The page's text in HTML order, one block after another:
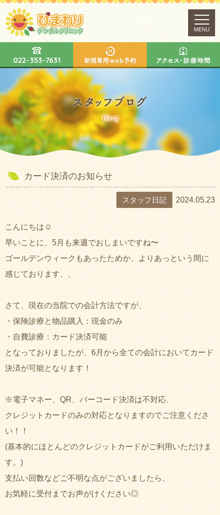
MENU
カード決済のお知らせ
スタッフ日記 2024.05.23
こんにちは☺︎
早いことに、5月も来週でおしまいですね〜
ゴールデンウィークもあったためか、よりあっという間に
感じております、、
さて、現在の当院での会計方法ですが、
・保険診療と物品購入：現金のみ
・自費診療：カード決済可能
となっておりましたが、6月から全ての会計においてカード
決済が可能となります！
※電子マネー、QR、バーコード決済は不対応、
クレジットカードのみの対応となりますのでご注意くださ
い！！
(基本的にほとんどのクレジットカードがご利用いただけま
す。)
支払い回数などご不明な点がございましたら、
お気軽に受付までお声がけください◎